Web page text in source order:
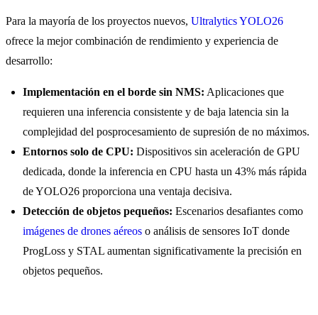
Para la mayoría de los proyectos nuevos, Ultralytics YOLO26
ofrece la mejor combinación de rendimiento y experiencia de
desarrollo:
Implementación en el borde sin NMS: Aplicaciones que
requieren una inferencia consistente y de baja latencia sin la
complejidad del posprocesamiento de supresión de no máximos.
Entornos solo de CPU: Dispositivos sin aceleración de GPU
dedicada, donde la inferencia en CPU hasta un 43% más rápida
de YOLO26 proporciona una ventaja decisiva.
Detección de objetos pequeños: Escenarios desafiantes como
imágenes de drones aéreos o análisis de sensores IoT donde
ProgLoss y STAL aumentan significativamente la precisión en
objetos pequeños.